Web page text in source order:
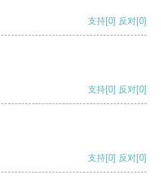
支持[0] 反对[0]
支持[0] 反对[0]
支持[0] 反对[0]